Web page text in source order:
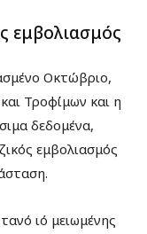
εμβολιασμός
Οκτώβριο,
Τροφίμων και η
δεδομένα,
εμβολιασμός
ιό μειωμένης